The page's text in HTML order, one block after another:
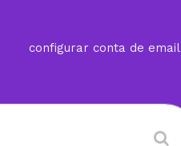
configurar conta de email